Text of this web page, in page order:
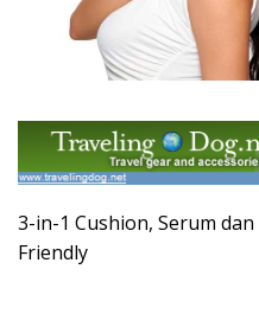
3-in-1 Cushion, Serum
Friendly